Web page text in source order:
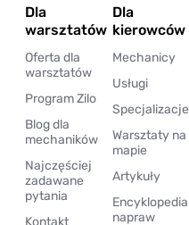
Dla
warsztatów
Oferta dla
warsztatów
Program Zilo
Blog dla
mechaników
Najczęściej
zadawane
pytania
Kontakt
Dla
kierowców
Mechanicy
Usługi
Specjalizacje
Warsztaty na
mapie
Artykuły
Encyklopedia
napraw